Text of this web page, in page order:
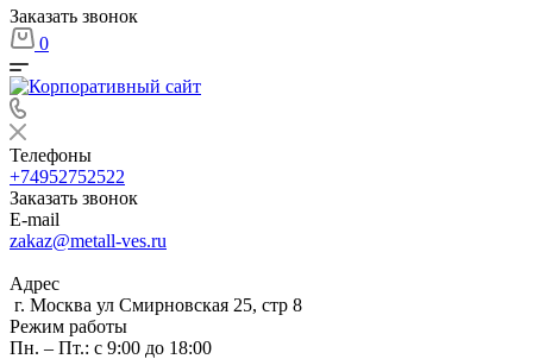
Заказать звонок
0
Телефоны
+74952752522
Заказать звонок
E-mail
zakaz@metall-ves.ru
Адрес
г. Москва ул Смирновская 25, стр 8
Режим работы
Пн. – Пт.: с 9:00 до 18:00